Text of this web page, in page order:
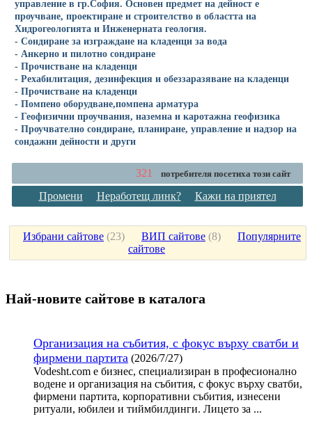
управление в гр.София. Основен предмет на дейност е
проучване, проектиране и строителство в областта на
Хидрогеологията и Инженерната геология.
- Сондиране за изграждане на кладенци за вода
- Анкерно и пилотно сондиране
- Прочистване на кладенци
- Рехабилитация, дезинфекция и обеззаразяване на кладенци
- Прочистване на кладенци
- Помпено оборудване,помпена арматура
- Геофизични проучвания, наземна и каротажна геофизика
- Проучвателно сондиране, планиране, управление и надзор на
сондажни дейности и други
321 потребителя посетиха този сайт
Промени Неработещ линк? Кажи на приятел
Избрани сайтове (23) ВИП сайтове (8) Популярните
сайтове
Най-новите сайтoве в каталога
Организация на събития, с фокус върху сватби и
фирмени партита (2026/7/27)
Vodesht.com е бизнес, специализиран в професионално
водене и организация на събития, с фокус върху сватби,
фирмени партита, корпоративни събития, изнесени
ритуали, юбилеи и тиймбилдинги. Лицето за ...